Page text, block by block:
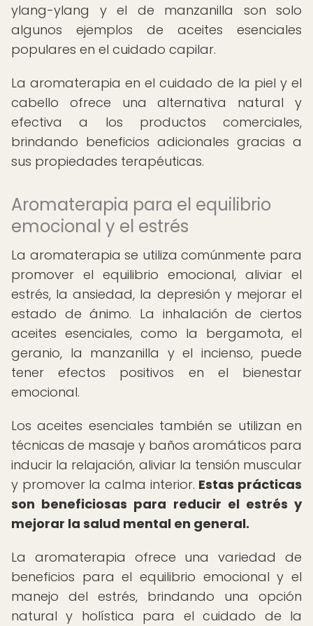
ylang-ylang y el de manzanilla son solo
algunos ejemplos de aceites esenciales
populares en el cuidado capilar.
La aromaterapia en el cuidado de la piel y el
cabello ofrece una alternativa natural y
efectiva a los productos comerciales,
brindando beneficios adicionales gracias a
sus propiedades terapéuticas.
Aromaterapia para el equilibrio
emocional y el estrés
La aromaterapia se utiliza comúnmente para
promover el equilibrio emocional, aliviar el
estrés, la ansiedad, la depresión y mejorar el
estado de ánimo. La inhalación de ciertos
aceites esenciales, como la bergamota, el
geranio, la manzanilla y el incienso, puede
tener efectos positivos en el bienestar
emocional.
Los aceites esenciales también se utilizan en
técnicas de masaje y baños aromáticos para
inducir la relajación, aliviar la tensión muscular
y promover la calma interior. Estas prácticas
son beneficiosas para reducir el estrés y
mejorar la salud mental en general.
La aromaterapia ofrece una variedad de
beneficios para el equilibrio emocional y el
manejo del estrés, brindando una opción
natural y holística para el cuidado de la